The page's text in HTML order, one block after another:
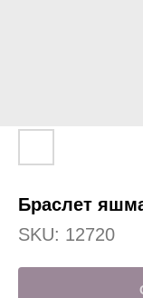
Браслет
SKU: 12720